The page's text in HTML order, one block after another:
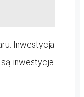
Inwestycja
są inwestycje